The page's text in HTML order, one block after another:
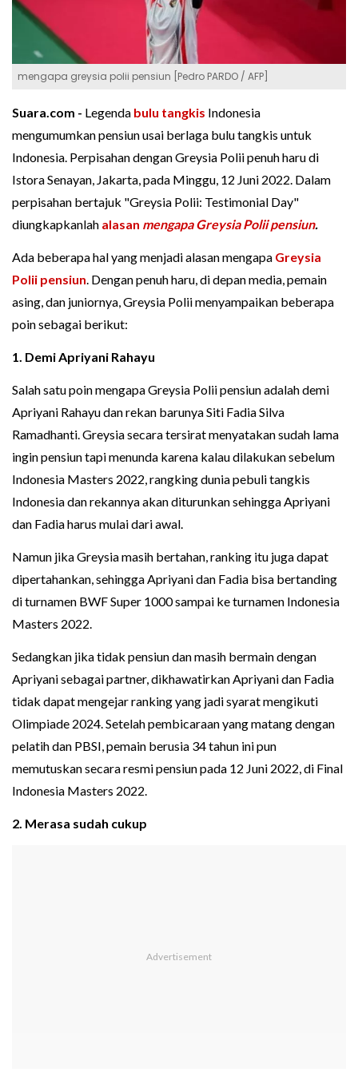
mengapa greysia polii pensiun [Pedro PARDO / AFP]
Suara.com - Legenda bulu tangkis Indonesia
mengumumkan pensiun usai berlaga bulu tangkis untuk
Indonesia. Perpisahan dengan Greysia Polii penuh haru di
Istora Senayan, Jakarta, pada Minggu, 12 Juni 2022. Dalam
perpisahan bertajuk "Greysia Polii: Testimonial Day"
diungkapkanlah alasan mengapa Greysia Polii pensiun.
Ada beberapa hal yang menjadi alasan mengapa Greysia
Polii pensiun. Dengan penuh haru, di depan media, pemain
asing, dan juniornya, Greysia Polii menyampaikan beberapa
poin sebagai berikut:
1. Demi Apriyani Rahayu
Salah satu poin mengapa Greysia Polii pensiun adalah demi
Apriyani Rahayu dan rekan barunya Siti Fadia Silva
Ramadhanti. Greysia secara tersirat menyatakan sudah lama
ingin pensiun tapi menunda karena kalau dilakukan sebelum
Indonesia Masters 2022, rangking dunia pebuli tangkis
Indonesia dan rekannya akan diturunkan sehingga Apriyani
dan Fadia harus mulai dari awal.
Namun jika Greysia masih bertahan, ranking itu juga dapat
dipertahankan, sehingga Apriyani dan Fadia bisa bertanding
di turnamen BWF Super 1000 sampai ke turnamen Indonesia
Masters 2022.
Sedangkan jika tidak pensiun dan masih bermain dengan
Apriyani sebagai partner, dikhawatirkan Apriyani dan Fadia
tidak dapat mengejar ranking yang jadi syarat mengikuti
Olimpiade 2024. Setelah pembicaraan yang matang dengan
pelatih dan PBSI, pemain berusia 34 tahun ini pun
memutuskan secara resmi pensiun pada 12 Juni 2022, di Final
Indonesia Masters 2022.
2. Merasa sudah cukup